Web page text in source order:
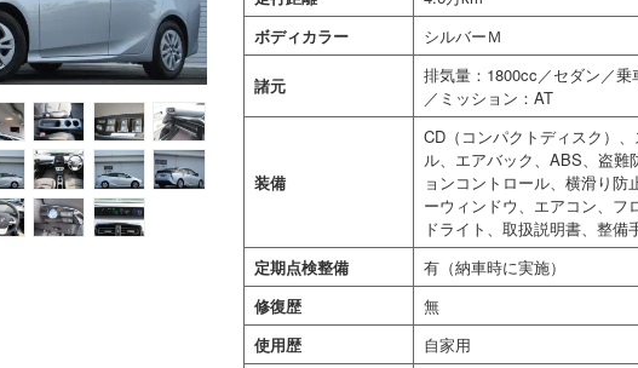
ボディカラー
シルバーＭ
諸元
排気量：1800cc／セダン／
／ミッション：AT
装備
CD（コンパクトディスク）
ル、エアバック、ABS、盗難
ョンコントロール、横滑り
ーウィンドウ、エアコン、フ
ドライト、取扱説明書、整備
定期点検整備
有（納車時に実施）
修復歴
無
使用歴
自家用